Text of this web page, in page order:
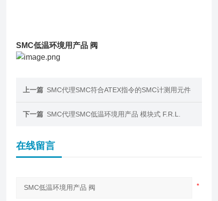
SMC低温环境用产品 阀
上一篇 SMC代理SMC符合ATEX指令的SMC计测用元件
下一篇 SMC代理SMC低温环境用产品 模块式 F.R.L.
在线留言